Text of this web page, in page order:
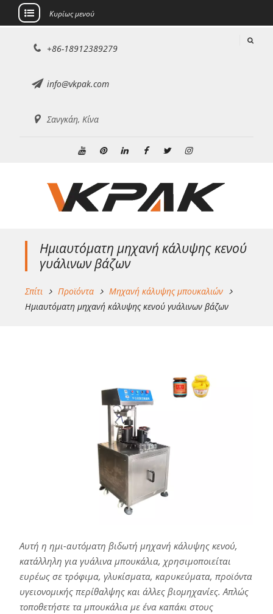
Κυρίως μενού
+86-18912389279
info@vkpak.com
Σανγκάη, Κίνα
Ημιαυτόματη μηχανή κάλυψης κενού
γυάλινων βάζων
Σπίτι Προϊόντα
Μηχανή κάλυψης μπουκαλιών
Ημιαυτόματη μηχανή κάλυψης κενού γυάλινων βάζων
Αυτή η ημι-αυτόματη βιδωτή μηχανή κάλυψης κενού,
κατάλληλη για γυάλινα μπουκάλια, χρησιμοποιείται
ευρέως σε τρόφιμα, γλυκίσματα, καρυκεύματα, προϊόντα
υγειονομικής περίθαλψης και άλλες βιομηχανίες. Απλώς
τοποθετήστε τα μπουκάλια με ένα καπάκι στους